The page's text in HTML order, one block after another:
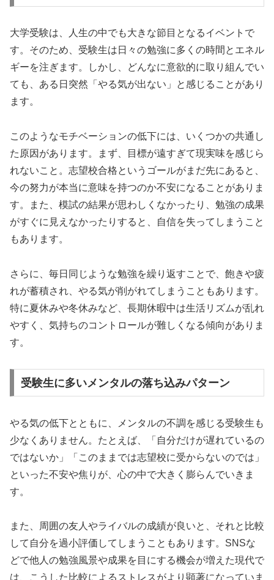
大学受験は、人生の中でも大きな節目となるイベントで
す。そのため、受験生は日々の勉強に多くの時間とエネル
ギーを注ぎます。しかし、どんなに意欲的に取り組んでい
ても、ある日突然「やる気が出ない」と感じることがあり
ます。
このようなモチベーションの低下には、いくつかの共通し
た原因があります。まず、目標が遠すぎて現実味を感じら
れないこと。志望校合格というゴールがまだ先にあると、
今の努力が本当に意味を持つのか不安になることがありま
す。また、模試の結果が思わしくなかったり、勉強の成果
がすぐに見えなかったりすると、自信を失ってしまうこと
もあります。
さらに、毎日同じような勉強を繰り返すことで、飽きや疲
れが蓄積され、やる気が削がれてしまうこともあります。
特に夏休みや冬休みなど、長期休暇中は生活リズムが乱れ
やすく、気持ちのコントロールが難しくなる傾向がありま
す。
受験生に多いメンタルの落ち込みパターン
やる気の低下とともに、メンタルの不調を感じる受験生も
少なくありません。たとえば、「自分だけが遅れているの
ではないか」「このままでは志望校に受からないのでは」
といった不安や焦りが、心の中で大きく膨らんでいきま
す。
また、周囲の友人やライバルの成績が良いと、それと比較
して自分を過小評価してしまうこともあります。SNSな
どで他人の勉強風景や成果を目にする機会が増えた現代で
は、こうした比較によるストレスがより顕著になっていま